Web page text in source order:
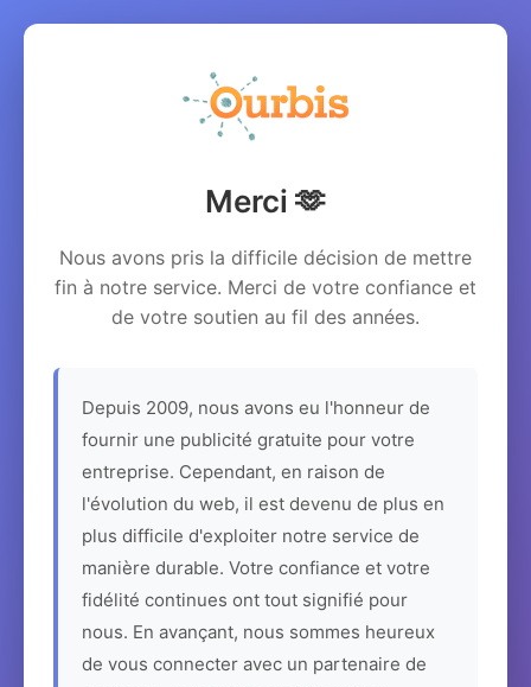
Merci 🫶
Nous avons pris la difficile décision de mettre
fin à notre service. Merci de votre confiance et
de votre soutien au fil des années.
Depuis 2009, nous avons eu l'honneur de
fournir une publicité gratuite pour votre
entreprise. Cependant, en raison de
l'évolution du web, il est devenu de plus en
plus difficile d'exploiter notre service de
manière durable. Votre confiance et votre
fidélité continues ont tout signifié pour
nous. En avançant, nous sommes heureux
de vous connecter avec un partenaire de